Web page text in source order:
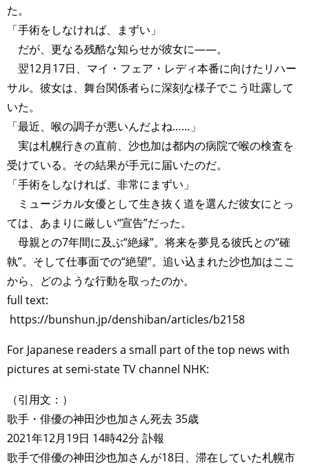
た。
「手術をしなければ、まずい」
だが、更なる残酷な知らせが彼女に――。
翌12月17日、マイ・フェア・レディ本番に向けたリハー
サル。彼女は、舞台関係者らに深刻な様子でこう吐露して
いた。
「最近、喉の調子が悪いんだよね……」
実は札幌行きの直前、沙也加は都内の病院で喉の検査を
受けている。その結果が手元に届いたのだ。
「手術をしなければ、非常にまずい」
ミュージカル女優として生き抜く道を選んだ彼女にとっ
ては、あまりに厳しい“宣告”だった。
母親との7年間に及ぶ“絶縁”。将来を夢見る彼氏との“確
執”。そして仕事面での“絶望”。追い込まれた沙也加はここ
から、どのような行動を取ったのか。
full text:
https://bunshun.jp/denshiban/articles/b2158
For Japanese readers a small part of the top news with
pictures at semi-state TV channel NHK:
（引用文：）
歌手・俳優の神田沙也加さん死去 35歳
2021年12月19日 14時42分 訃報
歌手で俳優の神田沙也加さんが18日、滞在していた札幌市